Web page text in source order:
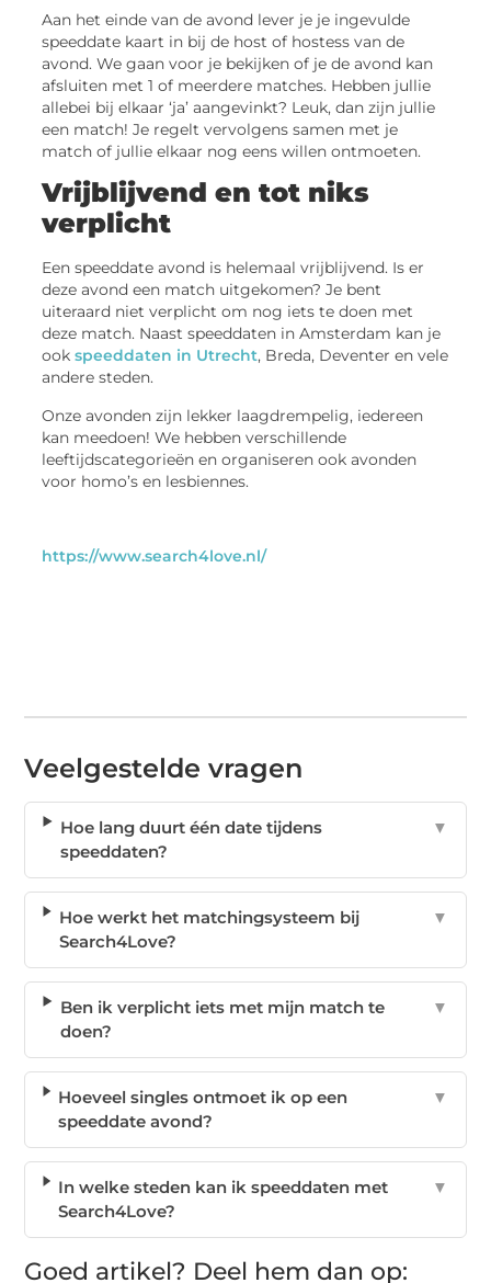
Aan het einde van de avond lever je je ingevulde
speeddate kaart in bij de host of hostess van de
avond. We gaan voor je bekijken of je de avond kan
afsluiten met 1 of meerdere matches. Hebben jullie
allebei bij elkaar ‘ja’ aangevinkt? Leuk, dan zijn jullie
een match! Je regelt vervolgens samen met je
match of jullie elkaar nog eens willen ontmoeten.
Vrijblijvend en tot niks
verplicht
Een speeddate avond is helemaal vrijblijvend. Is er
deze avond een match uitgekomen? Je bent
uiteraard niet verplicht om nog iets te doen met
deze match. Naast speeddaten in Amsterdam kan je
ookspeeddaten in Utrecht, Breda, Deventer en vele
andere steden.
Onze avonden zijn lekker laagdrempelig, iedereen
kan meedoen! We hebben verschillende
leeftijdscategorieën en organiseren ook avonden
voor homo’s en lesbiennes.
https://www.search4love.nl/
Veelgestelde vragen
Hoe lang duurt één date tijdens
speeddaten?
▼
Hoe werkt het matchingsysteem bij
Search4Love?
▼
Ben ik verplicht iets met mijn match te
doen?
▼
Hoeveel singles ontmoet ik op een
speeddate avond?
▼
In welke steden kan ik speeddaten met
Search4Love?
▼
Goed artikel? Deel hem dan op: